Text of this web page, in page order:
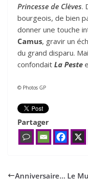
Princesse de Clèves.
bourgeois, de bien
donner une touche
Camus, gravir un
du grand disparu.
confondait La Peste
© Photos GP
Partager
Anniversaire… Le